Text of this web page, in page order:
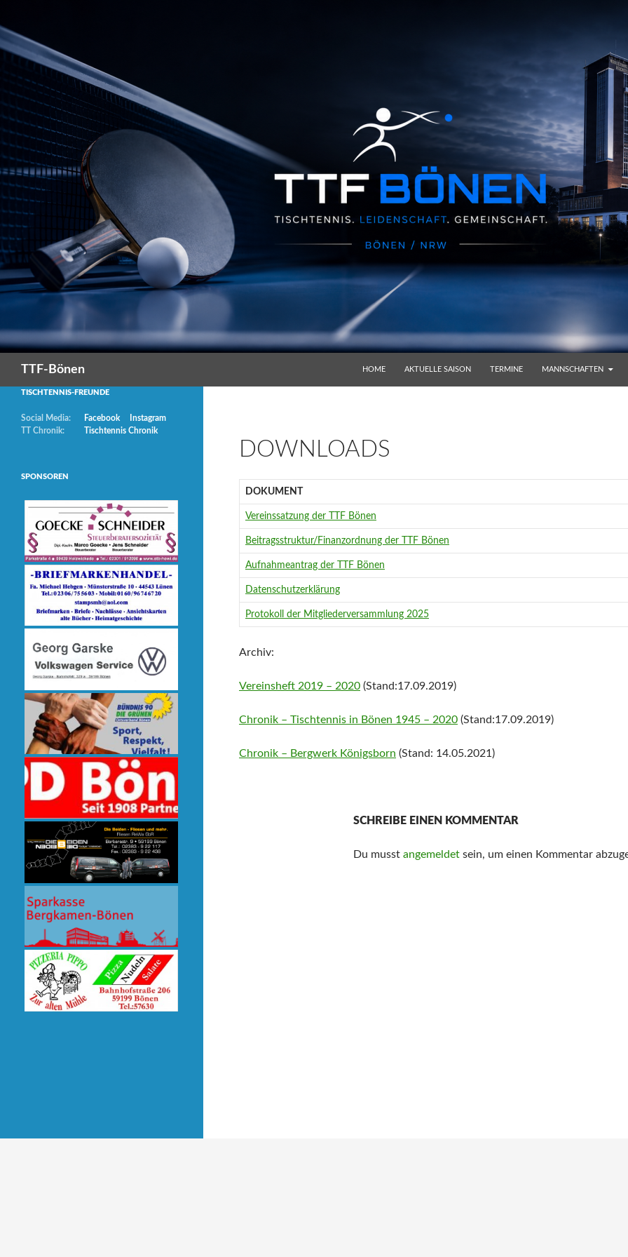
TTF-Bönen
HOME
AKTUELLE SAISON TERMINE MANNSCHAFTEN
DOWNLOADS
DOKUMENT
Vereinssatzung der TTF Bönen
Beitragsstruktur/Finanzordnung der TTF Bönen
Aufnahmeantrag der TTF Bönen
Datenschutzerklärung
Protokoll der Mitgliederversammlung 2025
Archiv:
Vereinsheft 2019 – 2020 (Stand:17.09.2019)
Chronik – Tischtennis in Bönen 1945 – 2020 (Stand:17.09.2019)
Chronik – Bergwerk Königsborn (Stand: 14.05.2021)
SCHREIBE EINEN KOMMENTAR
Du musst angemeldet sein, um einen Kommentar
TISCHTENNIS-FREUNDE
Social Media: Facebook
Instagram
TT Chronik:
Tischtennis Chronik
SPONSOREN